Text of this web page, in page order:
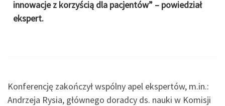
innowacje z korzyścią dla pacjentów” – powiedział
ekspert.
Konferencję zakończył wspólny apel ekspertów, m.in.:
Andrzeja Rysia, głównego doradcy ds. nauki w Komisji